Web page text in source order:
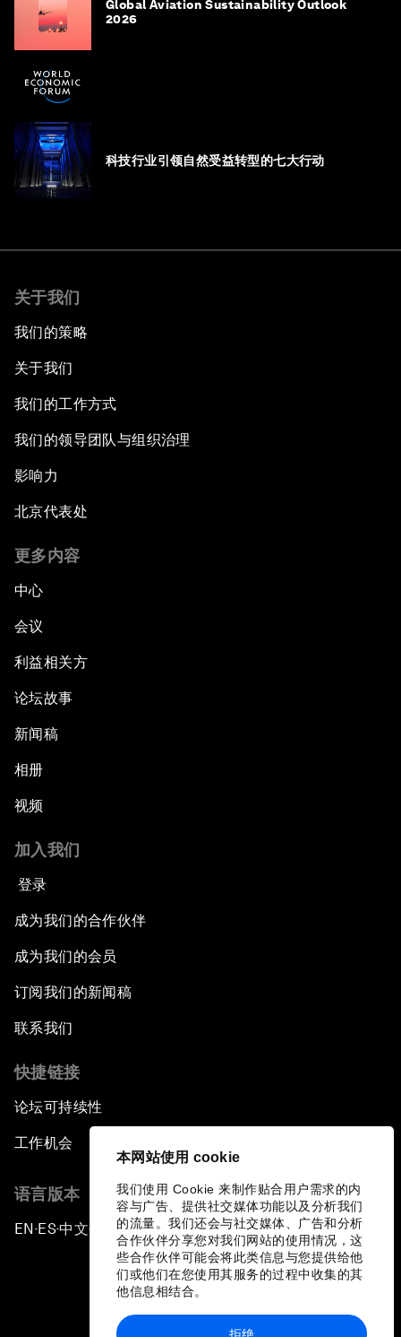
本网站使用 cookie
我们使用 Cookie 来制作贴合用户需求的内
容与广告、提供社交媒体功能以及分析我们
的流量。我们还会与社交媒体、广告和分析
合作伙伴分享您对我们网站的使用情况，这
些合作伙伴可能会将此类信息与您提供给他
们或他们在您使用其服务的过程中收集的其
他信息相结合。
拒绝
Global Aviation Sustainability Outlook
2026
科技行业引领自然受益转型的七大行动
关于我们
我们的策略
关于我们
我们的工作方式
我们的领导团队与组织治理
影响力
北京代表处
更多内容
中心
会议
利益相关方
论坛故事
新闻稿
相册
视频
加入我们
登录
成为我们的合作伙伴
成为我们的会员
订阅我们的新闻稿
联系我们
快捷链接
论坛可持续性
工作机会
语言版本
EN ▪ ES▪中文▪ 日本語